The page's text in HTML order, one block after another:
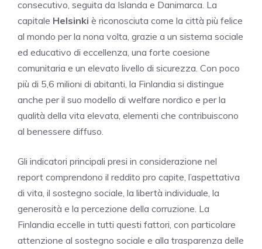
consecutivo, seguita da Islanda e Danimarca. La
capitale Helsinki è riconosciuta come la città più felice
al mondo per la nona volta, grazie a un sistema sociale
ed educativo di eccellenza, una forte coesione
comunitaria e un elevato livello di sicurezza. Con poco
più di 5,6 milioni di abitanti, la Finlandia si distingue
anche per il suo modello di welfare nordico e per la
qualità della vita elevata, elementi che contribuiscono
al benessere diffuso.
Gli indicatori principali presi in considerazione nel
report comprendono il reddito pro capite, l’aspettativa
di vita, il sostegno sociale, la libertà individuale, la
generosità e la percezione della corruzione. La
Finlandia eccelle in tutti questi fattori, con particolare
attenzione al sostegno sociale e alla trasparenza delle